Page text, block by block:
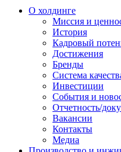
О холдинге
Миссия и
История
Кадровый
Достижения
Бренды
Система
Инвестиции
События и
Отчетность/
Вакансии
Контакты
Медиа